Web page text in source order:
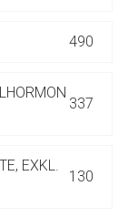
490
337
EXKL.
130
Zur Seite